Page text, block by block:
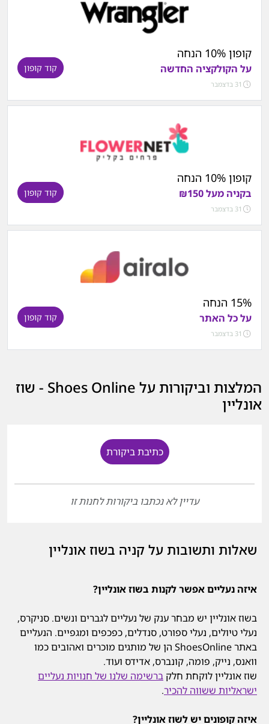
קופון 10% הנחה
על הקולקציה החדשה
31 בדצמבר
קוד קופון
קופון 10% הנחה
בקניה מעל ₪150
31 בדצמבר
קוד קופון
15% הנחה
על כל האתר
31 בדצמבר
קוד קופון
המלצות וביקורות על Shoes Online - שוז
אונליין
כתיבת ביקורת
עדיין לא נכתבו ביקורות לחנות זו
שאלות ותשובות על קניה בשוז אונליין
איזה נעליים אפשר לקנות בשוז אונליין?
בשוז אונליין יש מבחר ענק של נעליים לגברים ונשים. סניקרס,
נעלי טיולים, נעלי ספורט, סנדלים, כפכפים ומגפיים. הנעליים
באתר ShoesOnline הן של מותגים מוכרים ואהובים כמו
וואנס, נייק, פומה, קונברס, אדידס ועוד.
שוז אונליין לוקחת חלק ברשימה שלנו של חנויות נעליים
ישראליות ששווה להכיר.
איזה קופונים יש לשוז אונליין?